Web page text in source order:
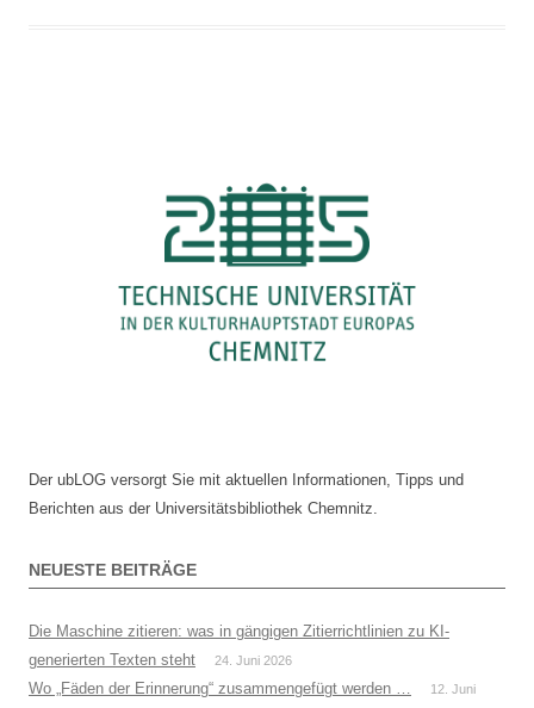
Der ubLOG versorgt Sie mit aktuellen Informationen, Tipps und
Berichten aus der Universitätsbibliothek Chemnitz.
NEUESTE BEITRÄGE
Die Maschine zitieren: was in gängigen Zitierrichtlinien zu KI-
generierten Texten steht
24. Juni 2026
Wo „Fäden der Erinnerung“ zusammengefügt werden …
12. Juni